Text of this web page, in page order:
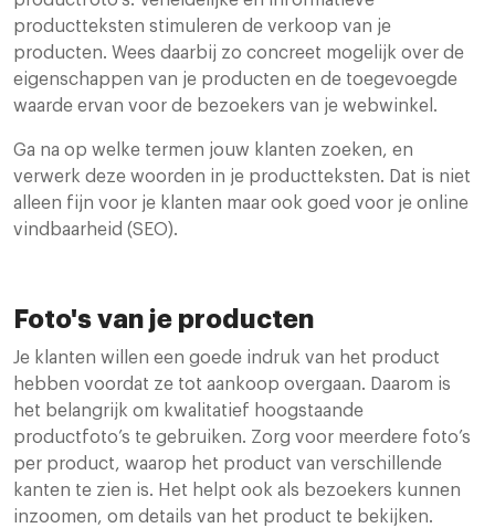
productteksten stimuleren de verkoop van je
producten. Wees daarbij zo concreet mogelijk over de
eigenschappen van je producten en de toegevoegde
waarde ervan voor de bezoekers van je webwinkel.
Ga na op welke termen jouw klanten zoeken, en
verwerk deze woorden in je productteksten. Dat is niet
alleen fijn voor je klanten maar ook goed voor je online
vindbaarheid (SEO).
Foto's van je producten
Je klanten willen een goede indruk van het product
hebben voordat ze tot aankoop overgaan. Daarom is
het belangrijk om kwalitatief hoogstaande
productfoto’s te gebruiken. Zorg voor meerdere foto’s
per product, waarop het product van verschillende
kanten te zien is. Het helpt ook als bezoekers kunnen
inzoomen, om details van het product te bekijken.